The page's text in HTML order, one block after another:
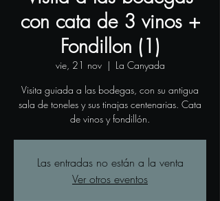
con cata de 3 vinos +
Fondillon (1)
vie, 21 nov
  |
La Canyada
Visita guiada a las bodegas, con su antigua
sala de toneles y sus tinajas centenarias. Cata
de vinos y fondillón.
Las entradas no están a la venta
Ver otros eventos